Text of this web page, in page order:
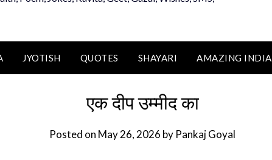
JYOTISH QUOTES SHAYARI AMAZING INDIA
एक दीप उम्मीद का
Posted on May 26, 2026 by Pankaj Goyal